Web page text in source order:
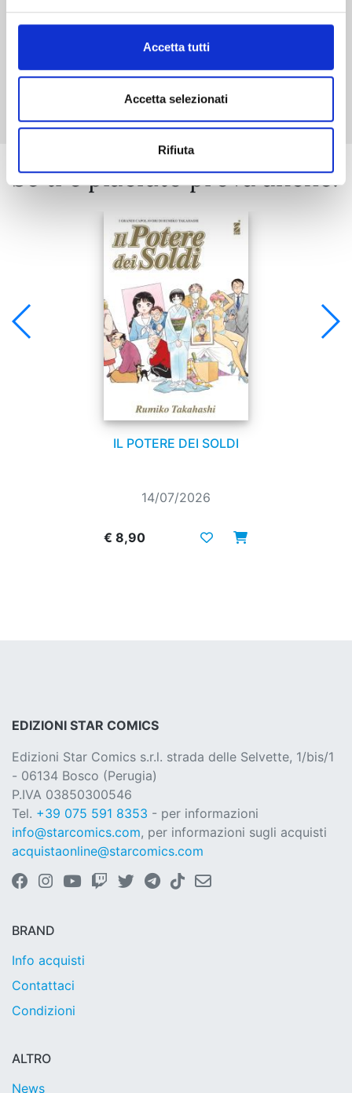
Accetta tutti
Accetta selezionati
Rifiuta
Mostra tutto
Se ti è piaciuto prova anche:
IL POTERE DEI SOLDI
14/07/2026
€ 8,90
EDIZIONI STAR COMICS
Edizioni Star Comics s.r.l. strada delle Selvette, 1/bis/1
- 06134 Bosco (Perugia)
P.IVA 03850300546
Tel. +39 075 591 8353 - per informazioni
info@starcomics.com, per informazioni sugli acquisti
acquistaonline@starcomics.com
BRAND
Info acquisti
Contattaci
Condizioni
ALTRO
News